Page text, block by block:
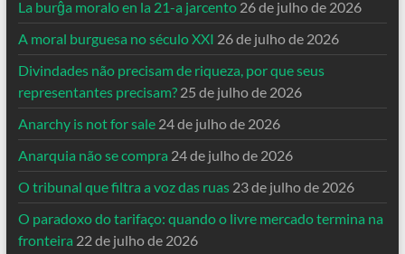
La burĝa moralo en la 21-a jarcento 26 de julho de 2026
A moral burguesa no século XXI 26 de julho de 2026
Divindades não precisam de riqueza, por que seus
representantes precisam? 25 de julho de 2026
Anarchy is not for sale 24 de julho de 2026
Anarquia não se compra 24 de julho de 2026
O tribunal que filtra a voz das ruas 23 de julho de 2026
O paradoxo do tarifaço: quando o livre mercado termina na
fronteira 22 de julho de 2026